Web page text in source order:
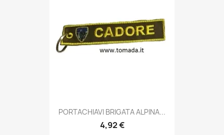
Anteprima
PORTACHIAVI BRIGATA ALPINA...
4,92 €